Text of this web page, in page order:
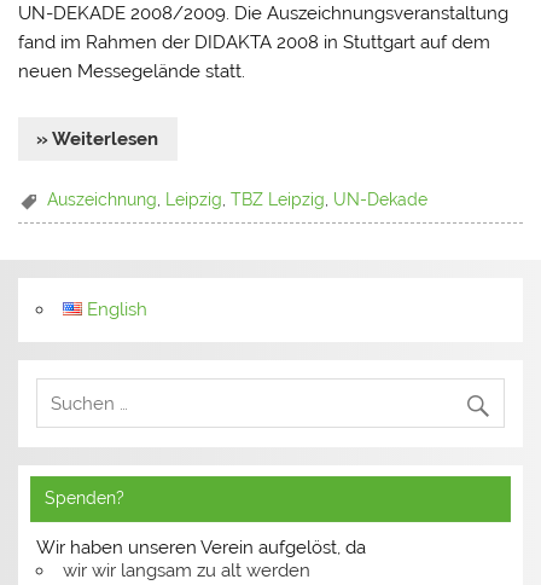
UN-DEKADE 2008/2009. Die Auszeichnungsveranstaltung
fand im Rahmen der DIDAKTA 2008 in Stuttgart auf dem
neuen Messegelände statt.
» Weiterlesen
Auszeichnung Leipzig ,TBZ Leipzig UN-Dekade
English
Spenden?
Wir haben unseren Verein aufgelöst, da
wir wir langsam zu alt werden